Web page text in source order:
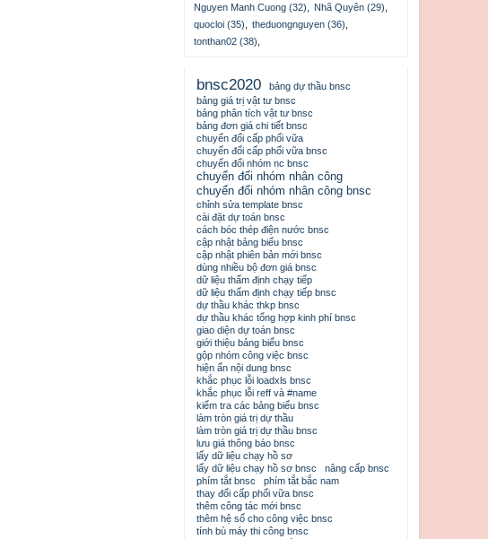
Nguyen Manh Cuong (32)
Nhã Quyên (29)
quocloi (35)
theduongnguyen (36)
tonthan02 (38)
bnsc2020
bảng dự thầu bnsc
bảng giá trị vật tư bnsc
bảng phân tích vật tư bnsc
bảng đơn giá chi tiết bnsc
chuyển đổi cấp phối vữa
chuyển đổi cấp phối vữa bnsc
chuyển đổi nhóm nc bnsc
chuyển đổi nhóm nhân công
chuyển đổi nhóm nhân công bnsc
chỉnh sửa template bnsc
cài đặt dự toán bnsc
cách bóc thép điện nước bnsc
cập nhật bảng biểu bnsc
cập nhật phiên bản mới bnsc
dùng nhiều bộ đơn giá bnsc
dữ liệu thẩm định chạy tiếp
dữ liệu thẩm định chạy tiếp bnsc
dự thầu khác thkp bnsc
dự thầu khác tổng hợp kinh phí bnsc
giao diện dự toán bnsc
giới thiệu bảng biểu bnsc
gộp nhóm công việc bnsc
hiện ẩn nội dung bnsc
khắc phục lỗi loadxls bnsc
khắc phục lỗi reff và #name
kiểm tra các bảng biểu bnsc
làm tròn giá trị dự thầu
làm tròn giá trị dự thầu bnsc
lưu giá thông báo bnsc
lấy dữ liệu chạy hồ sơ
lấy dữ liệu chạy hồ sơ bnsc
nâng cấp bnsc
phím tắt bnsc
phím tắt bắc nam
thay đổi cấp phối vữa bnsc
thêm công tác mới bnsc
thêm hệ số cho công việc bnsc
tính bù máy thi công bnsc